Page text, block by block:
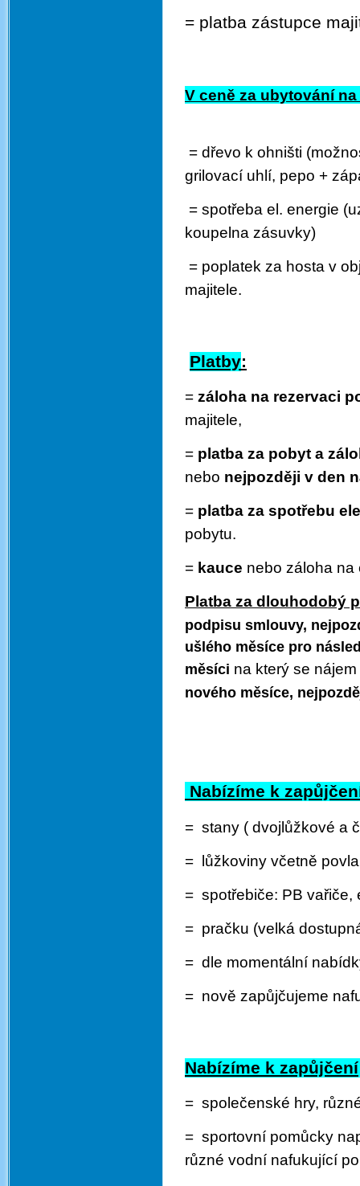
= platba zástupce
V ceně za ubytování
= dřevo k ohništi
grilovací uhlí, pepo +
= spotřeba el. energie
koupelna zásuvky)
= poplatek za hosta v
majitele.
Platby:
= záloha na rezervaci
majitele,
= platba za pobyt a
nebo nejpozději v den
= platba za spotřebu
pobytu.
= kauce nebo záloha na
Platba za dlouhodobý
podpisu smlouvy,
ušlého měsíce pro
měsíci na který se
nového měsíce,
Nabízíme k
= stany ( dvojlůžkové a
= lůžkoviny včetně
= spotřebiče: PB vařiče,
= pračku (velká
= dle momentální
= nově zapůjčujeme
Nabízíme k zapůjčení
= společenské hry,
= sportovní pomůcky
různé vodní nafukující